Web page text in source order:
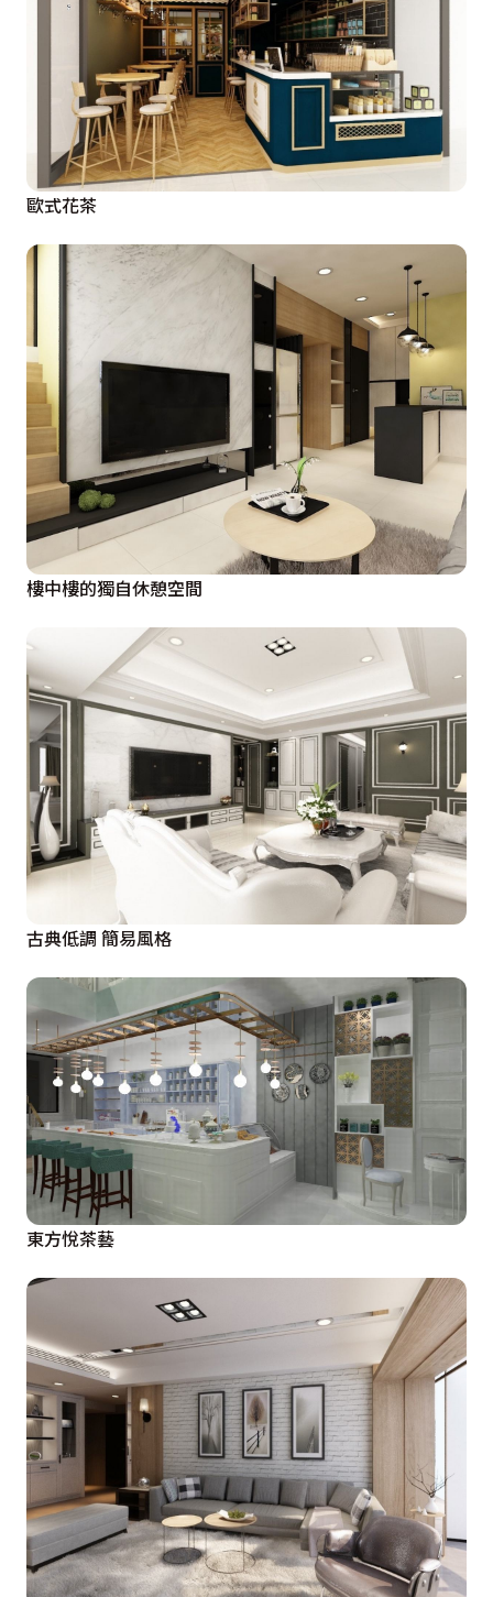
歐式花茶
樓中樓的獨自休憩空間
古典低調 簡易風格
東方悅茶藝